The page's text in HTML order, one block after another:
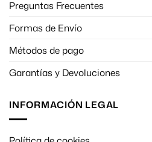
Preguntas Frecuentes
Formas de Envío
Métodos de pago
Garantías y Devoluciones
INFORMACIÓN LEGAL